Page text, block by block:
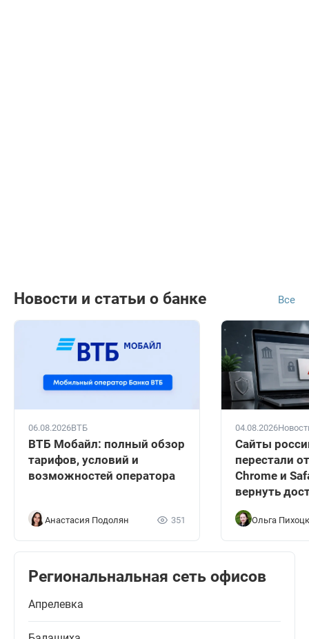
Новости и статьи о банке Все
06.08.2026ВТБ
ВТБ Мобайл: полный обзор
тарифов, условий и
возможностей оператора
Анастасия Подолян 351
04.08.2026
Сайты
перестали
Chrome и
вернуть
Ольга
Региональнальная сеть офисов
Апрелевка